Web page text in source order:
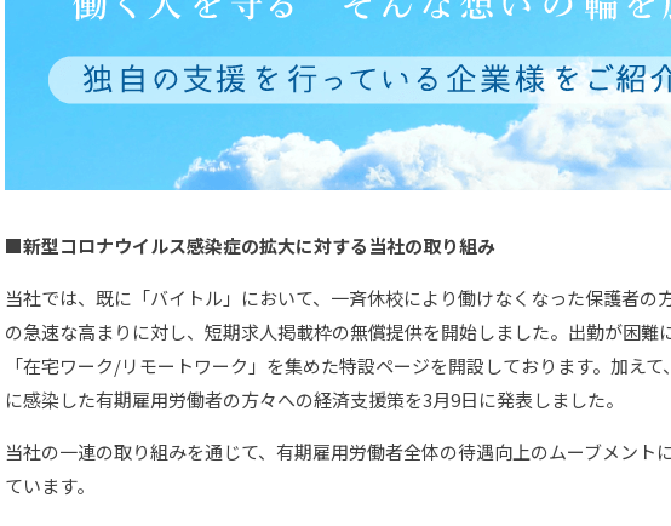
■新型コロナウイルス感染症の拡大に対する当社の取り組み
当社では、既に「バイトル」において、一斉休校により働けなくなった保護者の
の急速な高まりに対し、短期求人掲載枠の無償提供を開始しました。出勤が困難
「在宅ワーク/リモートワーク」を集めた特設ページを開設しております。加え
に感染した有期雇用労働者の方々への経済支援策を3月9日に発表しました。
当社の一連の取り組みを通じて、有期雇用労働者全体の待遇向上のムーブメント
ています。